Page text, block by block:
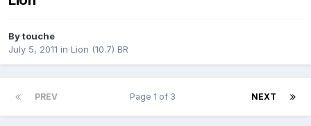
Bytouche
July 5, 2011 in Lion (10.7) BR
PREV NEXT
Page 1 of 3